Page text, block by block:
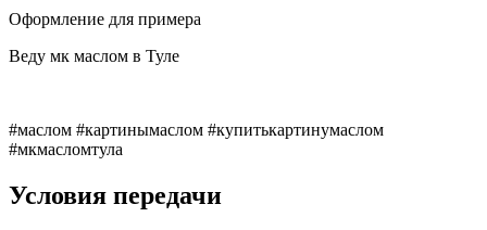
Оформление для примера
Веду мк маслом в Туле
#маслом #картинымаслом #купитькартинумаслом
#мкмасломтула
Условия передачи